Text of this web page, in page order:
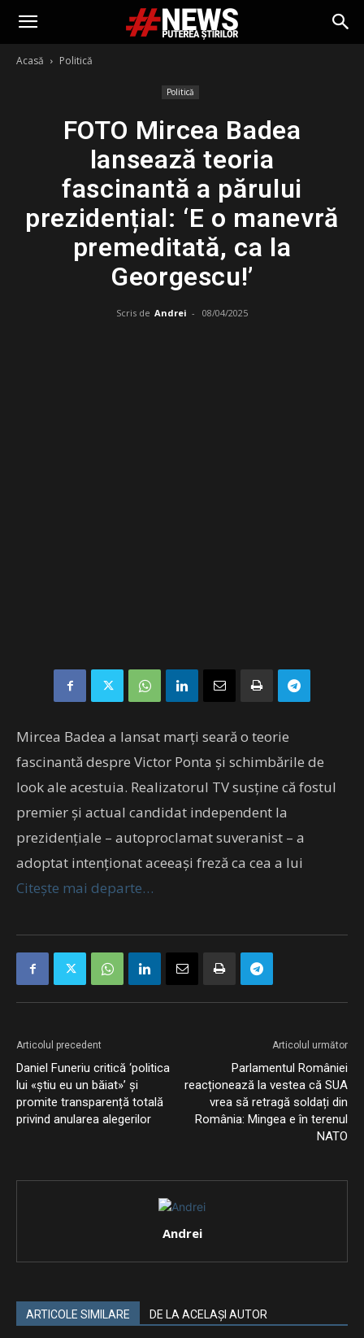
Acasă Politică
Politică
FOTO Mircea Badea
lansează teoria
fascinantă a părului
prezidențial: ‘E o manevră
premeditată, ca la
Georgescu!’
Scris de Andrei - 08/04/2025
Mircea Badea a lansat marți seară o teorie
fascinantă despre Victor Ponta și schimbările de
look ale acestuia. Realizatorul TV susține că fostul
premier și actual candidat independent la
prezidențiale – autoproclamat suveranist – a
adoptat intenționat aceeași freză ca cea a lui
Citește mai departe…
Articolul precedent
Daniel Funeriu critică ‘politica
lui «știu eu un băiat»’ și
promite transparență totală
privind anularea alegerilor
Articolul următor
Parlamentul României
reacționează la vestea că SUA
vrea să retragă soldați din
România: Mingea e în terenul
NATO
Andrei
ARTICOLE SIMILARE DE LA ACELAȘI AUTOR